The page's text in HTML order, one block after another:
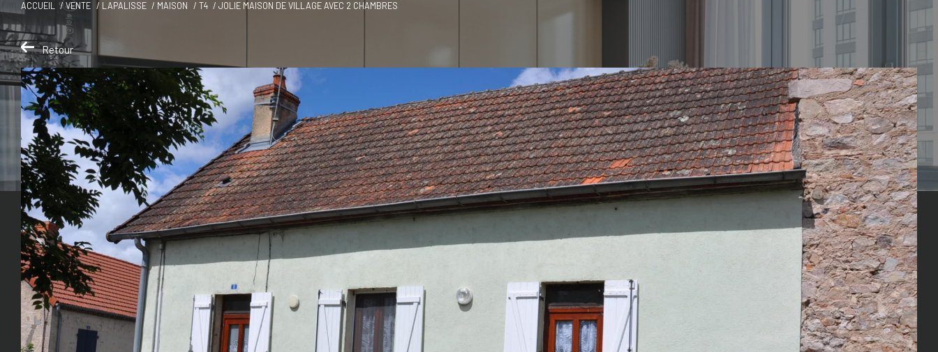
ACCUEIL VENTE LAPALISSE MAISON T4 JOLIE MAISON DE VILLAGE AVEC 2 CHAMBRES
Retour